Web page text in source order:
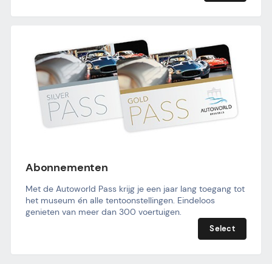
Abonnementen
Met de Autoworld Pass krijg je een jaar lang toegang tot
het museum én alle tentoonstellingen. Eindeloos
genieten van meer dan 300 voertuigen.
Select